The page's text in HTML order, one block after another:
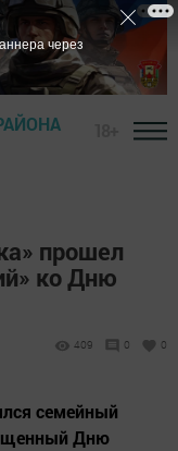
прошел
ко Дню
409 0 0
семейный
Дню
через